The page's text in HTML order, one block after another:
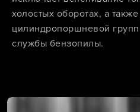
холостых оборотах, а
цилиндропоршневой
службы бензопилы.